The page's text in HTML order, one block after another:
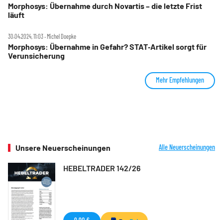
Morphosys: Übernahme durch Novartis – die letzte Frist
läuft
30.04.2024, 11:03 ‧ Michel Doepke
Morphosys: Übernahme in Gefahr? STAT‑Artikel sorgt für
Verunsicherung
Mehr Empfehlungen
Unsere Neuerscheinungen Alle Neuerscheinungen
HEBELTRADER 142/26